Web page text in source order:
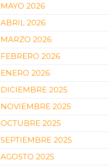
MAYO 2026
ABRIL 2026
MARZO 2026
FEBRERO 2026
ENERO 2026
DICIEMBRE 2025
NOVIEMBRE 2025
OCTUBRE 2025
SEPTIEMBRE 2025
AGOSTO 2025